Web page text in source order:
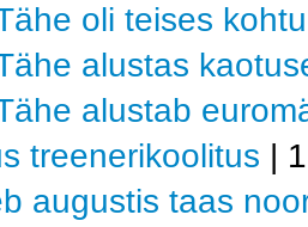
oli teises
alustas
alustab
treenerikoolitus |
augustis taas